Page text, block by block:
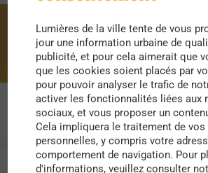
permaculture
Lumières de la ville tente de vous
jour une information urbaine de
publicité, et pour cela aimerait que
que les cookies soient placés par
pour pouvoir analyser le trafic de
activer les fonctionnalités liées aux
sociaux, et vous proposer un
Cela impliquera le traitement de
personnelles, y compris votre
comportement de navigation. Pour
d'informations, veuillez consulter